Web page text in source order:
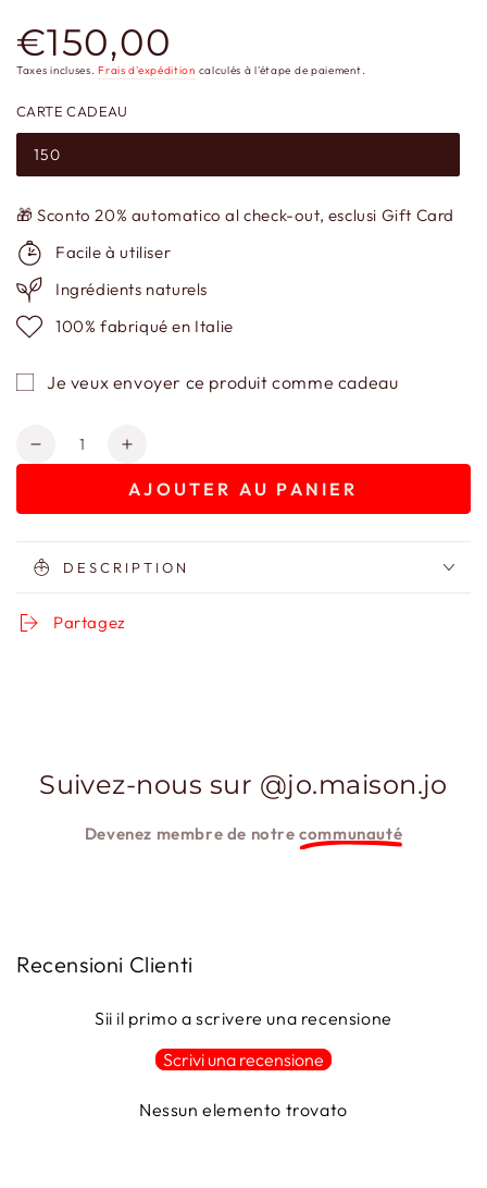
Prix
normal
€150,00
Taxes incluses.Frais d'expédition calculés à l'étape de paiement.
CARTE CADEAU
150
🎁 Sconto 20% automatico al check-out, esclusi Gift Card
Facile à utiliser
Ingrédients naturels
100% fabriqué en Italie
Je veux envoyer ce produit comme cadeau
Quantité
Réduire
Carte-
cadeau
150
Augmenter
quantité
Carte-
cadeau
150
AJOUTER AU PANIER
DESCRIPTION
Partagez
Suivez-nous sur @jo.maison.jo
Devenez membre de notrecommunauté
Recensioni Clienti
Sii il primo a scrivere una recensione
Scrivi una recensione
Nessun elemento trovato